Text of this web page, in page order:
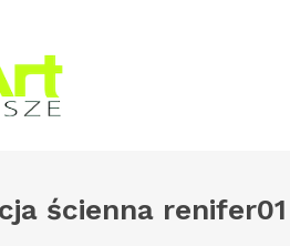
ścienna